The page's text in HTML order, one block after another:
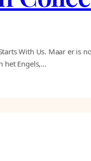
With Us. Maar er is
het Engels,…